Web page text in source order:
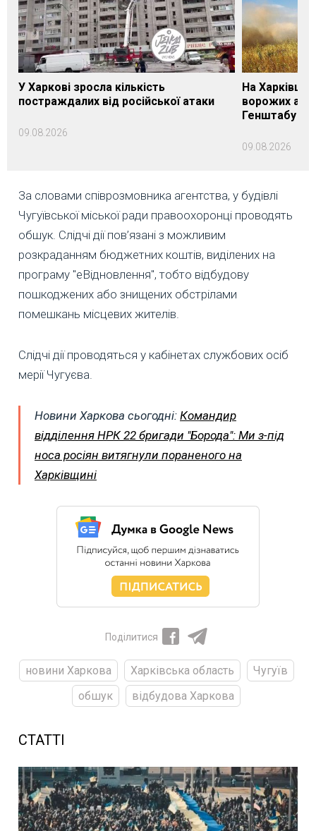
У Харкові зросла кількість
постраждалих від російської атаки
09.08.2026
На
ворожих
Генштабу
09.08.2026
За словами співрозмовника агентства, у будівлі
Чугуївської міської ради правоохоронці проводять
обшук. Слідчі дії пов’язані з можливим
розкраданням бюджетних коштів, виділених на
програму "еВідновлення", тобто відбудову
пошкоджених або знищених обстрілами
помешкань місцевих жителів.
Слідчі дії проводяться у кабінетах службових осіб
мерії Чугуєва.
Новини Харкова сьогодні: Командир
відділення НРК 22 бригади "Борода": Ми з-під
носа росіян витягнули пораненого на
Харківщині
Поділитися
новини Харкова Харківська область
Чугуїв
обшук
відбудова Харкова
СТАТТІ